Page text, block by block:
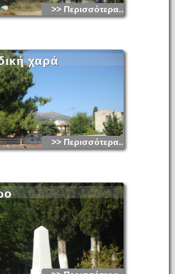
>> Περισσότερα...
χαρά
>> Περισσότερα...